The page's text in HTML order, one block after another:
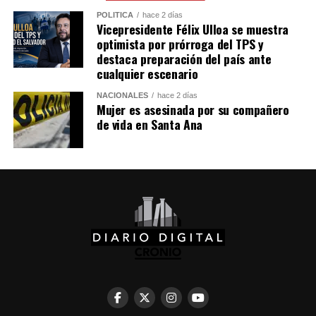
previsto realizarse este procedimiento desde hace
tiempo o si tomó la decisión después de la eliminación
de Brasil en la Copa del Mundo. Lo cierto es que, según
las imágenes difundidas, el jugador parece estar
satisfecho con su nueva apariencia.
Comparte esto:
Facebook
POLÍTICA hace 2 días
Vicepresidente Félix Ulloa se muestra
optimista por prórroga del TPS y
destaca preparación del país ante
cualquier escenario
NACIONALES hace 2 días
Mujer es asesinada por su compañero
de vida en Santa Ana